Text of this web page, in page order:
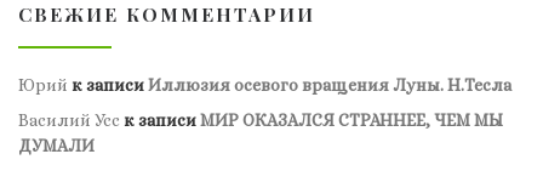
СВЕЖИЕ КОММЕНТАРИИ
Юрий к записиИллюзия осевого вращения Луны. Н.Тесла
Василий Усс к записиМИР ОКАЗАЛСЯ СТРАННЕЕ, ЧЕМ МЫ
ДУМАЛИ